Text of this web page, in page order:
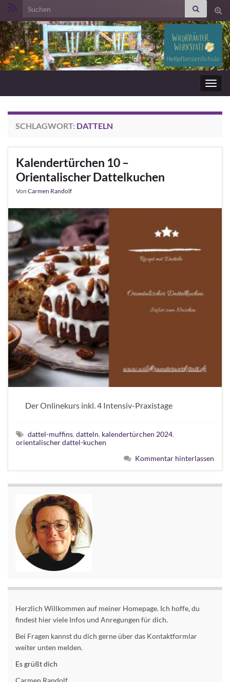
Search for:
SCHLAGWORT: DATTELN
Kalendertürchen 10 –
Orientalischer Dattelkuchen
Von Carmen Randolf
Der Onlinekurs inkl. 4 Intensiv-Praxistage
dattel-muffins, datteln, kalendertürchen 2024,
orientalischer dattel-kuchen
Kommentar hinterlassen
Herzlich Willkommen auf meiner Homepage. Ich hoffe, du
findest hier viele Infos und Anregungen für dich.
Bei Fragen kannst du dich gerne über das Kontaktformlar
weiter unten melden.
Es grüßt dich
Carmen Randolf